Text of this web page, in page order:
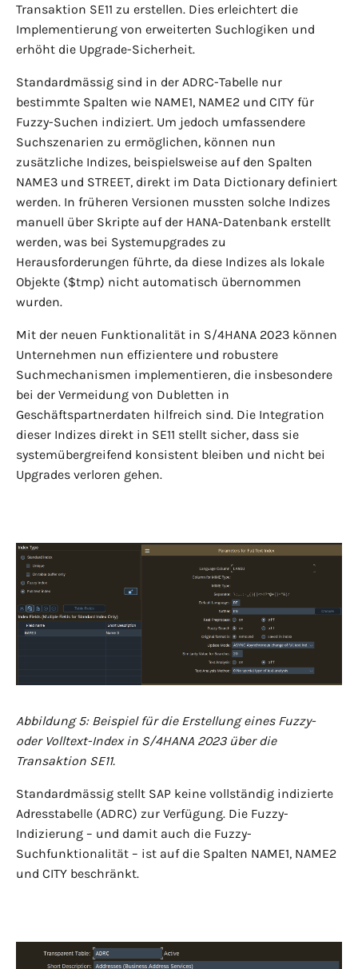
Transaktion SE11 zu erstellen. Dies erleichtert die
Implementierung von erweiterten Suchlogiken und
erhöht die Upgrade-Sicherheit.
Standardmässig sind in der ADRC-Tabelle nur
bestimmte Spalten wie NAME1, NAME2 und CITY für
Fuzzy-Suchen indiziert. Um jedoch umfassendere
Suchszenarien zu ermöglichen, können nun
zusätzliche Indizes, beispielsweise auf den Spalten
NAME3 und STREET, direkt im Data Dictionary definiert
werden. In früheren Versionen mussten solche Indizes
manuell über Skripte auf der HANA-Datenbank erstellt
werden, was bei Systemupgrades zu
Herausforderungen führte, da diese Indizes als lokale
Objekte ($tmp) nicht automatisch übernommen
wurden.
Mit der neuen Funktionalität in S/4HANA 2023 können
Unternehmen nun effizientere und robustere
Suchmechanismen implementieren, die insbesondere
bei der Vermeidung von Dubletten in
Geschäftspartnerdaten hilfreich sind. Die Integration
dieser Indizes direkt in SE11 stellt sicher, dass sie
systemübergreifend konsistent bleiben und nicht bei
Upgrades verloren gehen.
Abbildung 5: Beispiel für die Erstellung eines Fuzzy-
oder Volltext-Index in S/4HANA 2023 über die
Transaktion SE11.
Standardmässig stellt SAP keine vollständig indizierte
Adresstabelle (ADRC) zur Verfügung. Die Fuzzy-
Indizierung – und damit auch die Fuzzy-
Suchfunktionalität – ist auf die Spalten NAME1, NAME2
und CITY beschränkt.